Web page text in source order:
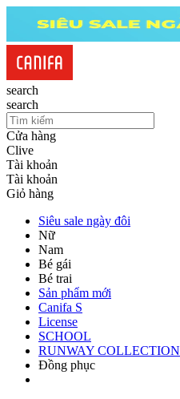
search
search
Cửa hàng
Clive
Tài khoản
Tài khoản
Giỏ hàng
Siêu sale ngày đôi
Nữ
Nam
Bé gái
Bé trai
Sản phẩm mới
Canifa S
License
SCHOOL
RUNWAY COLLECTION
Đồng phục